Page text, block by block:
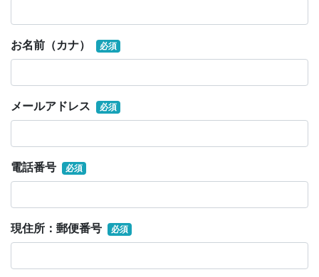
お名前（カナ） 必須
メールアドレス 必須
電話番号 必須
現住所：郵便番号 必須